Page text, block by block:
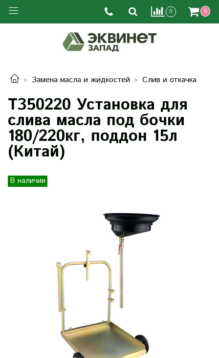
0 0
Замена масла и жидкостей Слив и откачка
T350220 Установка для
слива масла под бочки
180/220кг, поддон 15л
(Китай)
В наличии